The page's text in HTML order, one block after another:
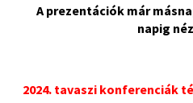
A prezentációk már
napig
2024. tavaszi konferenciák